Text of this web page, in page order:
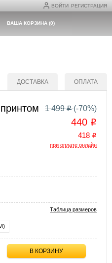
ВОЙТИ РЕГИСТРАЦИЯ
ВАША КОРЗИНА(0)
ДОСТАВКА ОПЛАТА
1 499o (-70%)
440 o
418 o
при оплате онлайн
Таблица размеров
В КОРЗИНУ